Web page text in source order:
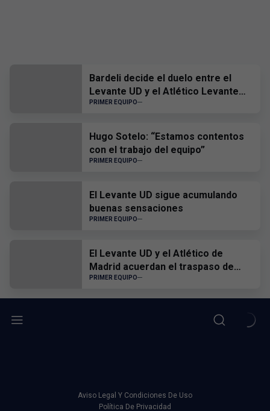
Bardeli decide el duelo entre el
Levante UD y el Atlético Levante
UD
PRIMER EQUIPO
Hugo Sotelo: “Estamos contentos
con el trabajo del equipo”
PRIMER EQUIPO
El Levante UD sigue acumulando
buenas sensaciones
PRIMER EQUIPO
El Levante UD y el Atlético de
Madrid acuerdan el traspaso de
Edgar Alcañiz
PRIMER EQUIPO
Aviso Legal Y Condiciones De Uso
Política De Privacidad